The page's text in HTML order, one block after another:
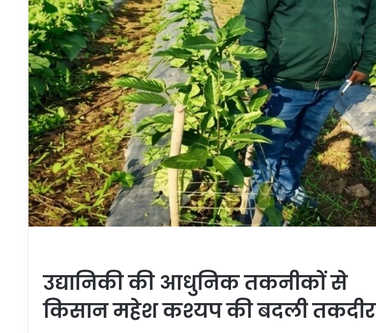
उद्यानिकी की आधुनिक तकनीकों से
किसान महेश कश्यप की बदली तकदीर